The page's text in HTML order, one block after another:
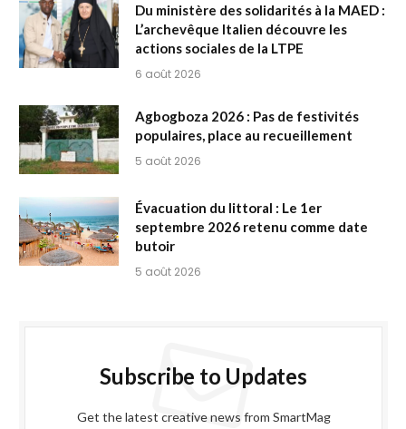
Du ministère des solidarités à la MAED :
L’archevêque Italien découvre les
actions sociales de la LTPE
6 août 2026
Agbogboza 2026 : Pas de festivités
populaires, place au recueillement
5 août 2026
Évacuation du littoral : Le 1er
septembre 2026 retenu comme date
butoir
5 août 2026
Subscribe to Updates
Get the latest creative news from SmartMag